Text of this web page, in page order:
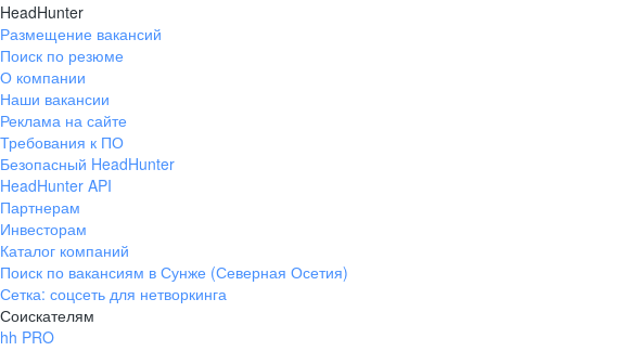
HeadHunter
Размещение вакансий
Поиск по резюме
О компании
Наши вакансии
Реклама на сайте
Требования к ПО
Безопасный HeadHunter
HeadHunter API
Партнерам
Инвесторам
Каталог компаний
Поиск по вакансиям в Сунже (Северная Осетия)
Сетка: соцсеть для нетворкинга
Соискателям
hh PRO